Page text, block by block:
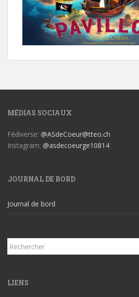
MÉDIAS SOCIAUX
Fédiverse: @ASdeCoeur@tteo.ch
Instagram: @asdecoeurge10814
JOURNAL DE BORD
Journal de bord
Rechercher...
LIENS